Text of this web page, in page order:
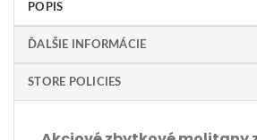
POPIS
ĎALŠIE INFORMÁCIE
STORE POLICIES